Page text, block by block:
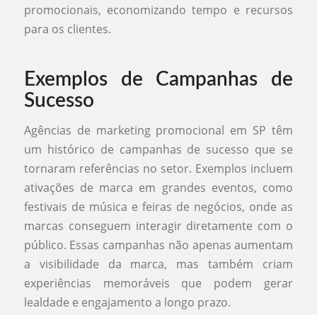
promocionais, economizando tempo e recursos
para os clientes.
Exemplos de Campanhas de
Sucesso
Agências de marketing promocional em SP têm
um histórico de campanhas de sucesso que se
tornaram referências no setor. Exemplos incluem
ativações de marca em grandes eventos, como
festivais de música e feiras de negócios, onde as
marcas conseguem interagir diretamente com o
público. Essas campanhas não apenas aumentam
a visibilidade da marca, mas também criam
experiências memoráveis que podem gerar
lealdade e engajamento a longo prazo.